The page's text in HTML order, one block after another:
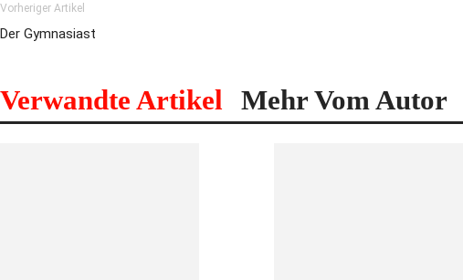
Vorheriger Artikel
Der Gymnasiast
Verwandte Artikel Mehr Vom Autor